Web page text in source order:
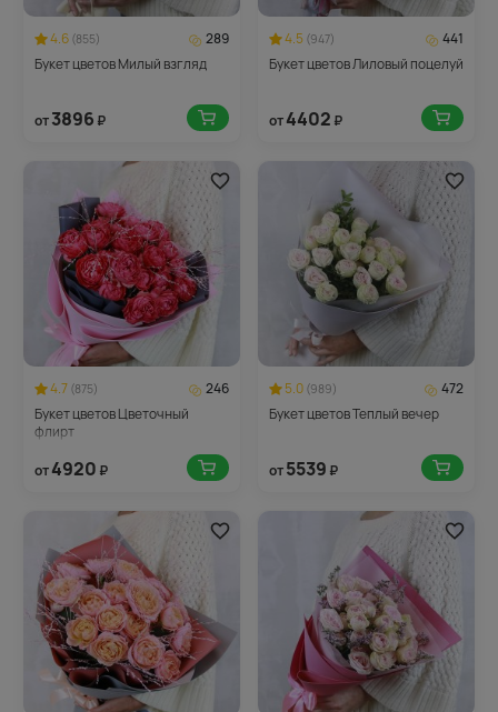
4.6 (855)
289
Букет цветов Милый взгляд
от3896 ₽
4.5 (947)
441
Букет цветов Лиловый поцелуй
от4402 ₽
4.7 (875)
246
Букет цветов Цветочный
флирт
от4920 ₽
5.0 (989)
472
Букет цветов Теплый вечер
от5539 ₽